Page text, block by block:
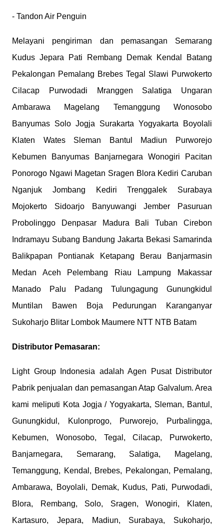
- Tandon Air Penguin
Melayani pengiriman dan pemasangan Semarang
Kudus Jepara Pati Rembang Demak Kendal Batang
Pekalongan Pemalang Brebes Tegal Slawi Purwokerto
Cilacap Purwodadi Mranggen Salatiga Ungaran
Ambarawa Magelang Temanggung Wonosobo
Banyumas Solo Jogja Surakarta Yogyakarta Boyolali
Klaten Wates Sleman Bantul Madiun Purworejo
Kebumen Banyumas Banjarnegara Wonogiri Pacitan
Ponorogo Ngawi Magetan Sragen Blora Kediri Caruban
Nganjuk Jombang Kediri Trenggalek Surabaya
Mojokerto Sidoarjo Banyuwangi Jember Pasuruan
Probolinggo Denpasar Madura Bali Tuban Cirebon
Indramayu Subang Bandung Jakarta Bekasi Samarinda
Balikpapan Pontianak Ketapang Berau Banjarmasin
Medan Aceh Pelembang Riau Lampung Makassar
Manado Palu Padang Tulungagung Gunungkidul
Muntilan Bawen Boja Pedurungan Karanganyar
Sukoharjo Blitar Lombok Maumere NTT NTB Batam
Distributor Pemasaran:
Light Group Indonesia adalah Agen Pusat Distributor
Pabrik penjualan dan pemasangan Atap Galvalum. Area
kami meliputi Kota Jogja / Yogyakarta, Sleman, Bantul,
Gunungkidul, Kulonprogo, Purworejo, Purbalingga,
Kebumen, Wonosobo, Tegal, Cilacap, Purwokerto,
Banjarnegara, Semarang, Salatiga, Magelang,
Temanggung, Kendal, Brebes, Pekalongan, Pemalang,
Ambarawa, Boyolali, Demak, Kudus, Pati, Purwodadi,
Blora, Rembang, Solo, Sragen, Wonogiri, Klaten,
Kartasuro, Jepara, Madiun, Surabaya, Sukoharjo,